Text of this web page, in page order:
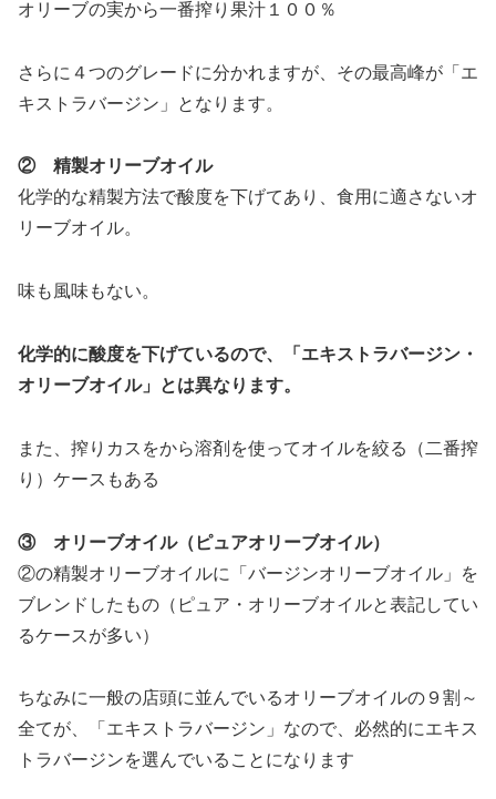
オリーブの実から一番搾り果汁１００％
さらに４つのグレードに分かれますが、その最高峰が「エ
キストラバージン」となります。
② 精製オリーブオイル
化学的な精製方法で酸度を下げてあり、食用に適さないオ
リーブオイル。
味も風味もない。
化学的に酸度を下げているので、「エキストラバージン・
オリーブオイル」とは異なります。
また、搾りカスをから溶剤を使ってオイルを絞る（二番搾
り）ケースもある
③ オリーブオイル（ピュアオリーブオイル）
②の精製オリーブオイルに「バージンオリーブオイル」を
ブレンドしたもの（ピュア・オリーブオイルと表記してい
るケースが多い）
ちなみに一般の店頭に並んでいるオリーブオイルの９割～
全てが、「エキストラバージン」なので、必然的にエキス
トラバージンを選んでいることになります